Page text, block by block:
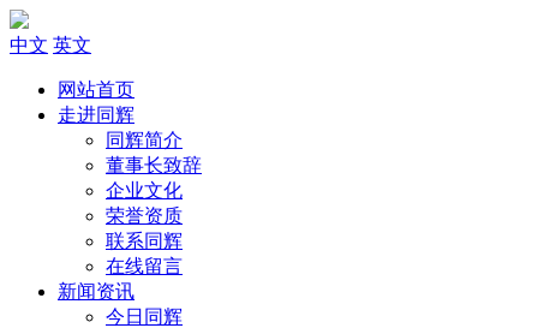
中文 英文
网站首页
走进同辉
同辉简介
董事长致辞
企业文化
荣誉资质
联系同辉
在线留言
新闻资讯
今日同辉